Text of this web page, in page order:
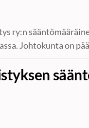
ry:n
Johtokunta on